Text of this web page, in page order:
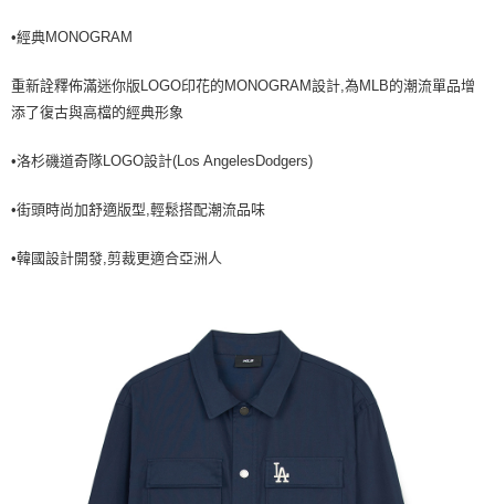
全家取貨<不支援離島取退>
7-11取貨付款<未取貨列黑名單/不支援離島取退>
每筆NT$60，滿NT$499(含以上)免運費
宅配滿699免運
•經典MONOGRAM
重新詮釋佈滿迷你版LOGO印花的MONOGRAM設計,為MLB的潮流單品增
添了復古與高檔的經典形象
•洛杉磯道奇隊LOGO設計(Los AngelesDodgers)
•街頭時尚加舒適版型,輕鬆搭配潮流品味
•韓國設計開發,剪裁更適合亞洲人